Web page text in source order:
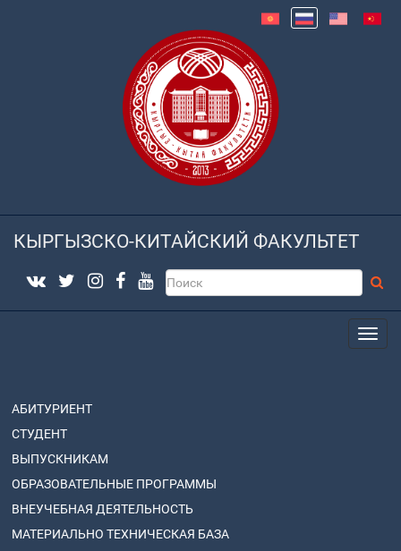
КЫРГЫЗСКО-КИТАЙСКИЙ ФАКУЛЬТЕТ
АБИТУРИЕНТ
СТУДЕНТ
ВЫПУСКНИКАМ
ОБРАЗОВАТЕЛЬНЫЕ ПРОГРАММЫ
ВНЕУЧЕБНАЯ ДЕЯТЕЛЬНОСТЬ
МАТЕРИАЛЬНО ТЕХНИЧЕСКАЯ БАЗА